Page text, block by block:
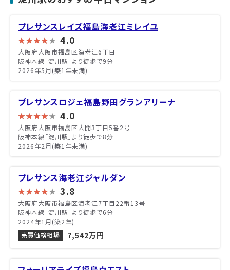
プレサンスレイズ福島海老江ミレイユ
4.0
大阪府大阪市福島区海老江6丁目
阪神本線「淀川駅」より徒歩で9分
2026年5月(築1年未満)
プレサンスロジェ福島野田グランアリーナ
4.0
大阪府大阪市福島区大開3丁目5番2号
阪神本線「淀川駅」より徒歩で8分
2026年2月(築1年未満)
プレサンス海老江ジャルダン
3.8
大阪府大阪市福島区海老江7丁目22番13号
阪神本線「淀川駅」より徒歩で6分
2024年1月(築2年)
売買価格相場
7,542万円